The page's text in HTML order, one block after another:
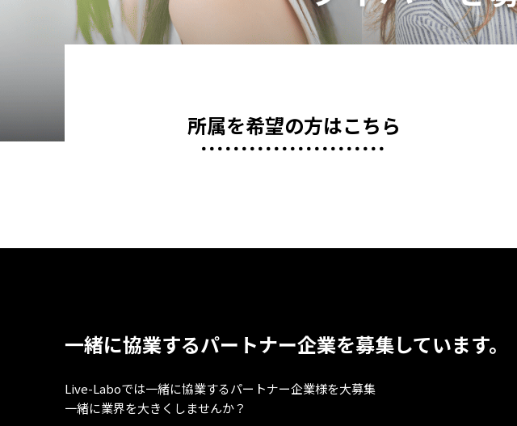
所属を希望の方はこちら
一緒に協業するパートナー企業を募集しています。
Live-Laboでは一緒に協業するパートナー企業様を大募集
一緒に業界を大きくしませんか？